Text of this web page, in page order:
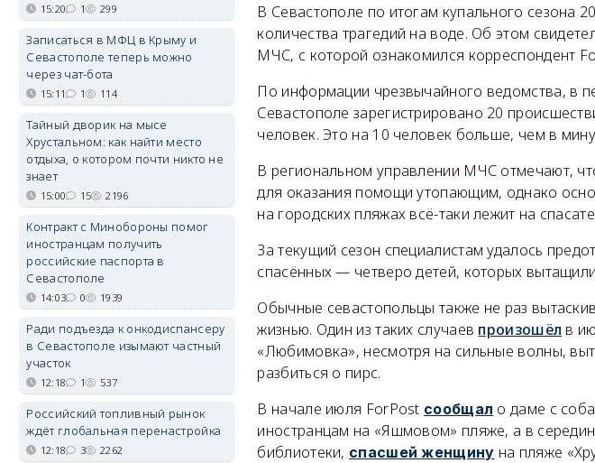
В Севастополе по итогам купального сезона
количества трагедий на воде. Об этом
МЧС, с которой ознакомился корреспондент
По информации чрезвычайного ведомства, в
Севастополе зарегистрировано 20
человек. Это на 10 человек больше, чем в
В региональном управлении МЧС отмечают,
для оказания помощи утопающим, однако
на городских пляжах всё-таки лежит на
За текущий сезон специалистам удалось
спасённых — четверо детей, которых
Обычные севастопольцы также не раз
жизнью. Один из таких случаев произошёл в
«Любимовка», несмотря на сильные волны,
разбиться о пирс.
В начале июля ForPost сообщал о даме с
иностранцам на «Яшмовом» пляже, а в
библиотеки, спасшей женщину на пляже
15:20 1 299
Записаться в МФЦ в Крыму и
Севастополе теперь можно
через чат-бота
15:11 1 114
Тайный дворик на мысе
Хрустальном: как найти место
отдыха, о котором почти никто не
знает
15:00 15 2196
Контракт с Минобороны помог
иностранцам получить
российские паспорта в
Севастополе
14:03 0 1939
Ради подъезда к онкодиспансеру
в Севастополе изымают частный
участок
12:18 1 537
Российский топливный рынок
ждёт глобальная перенастройка
12:18 3 2262